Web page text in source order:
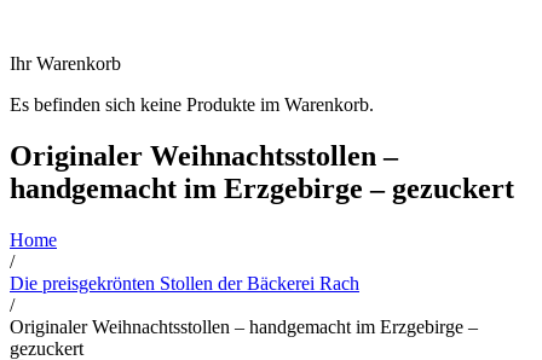
Ihr Warenkorb
Es befinden sich keine Produkte im Warenkorb.
Originaler Weihnachtsstollen –
handgemacht im Erzgebirge – gezuckert
Home
/
Die preisgekrönten Stollen der Bäckerei Rach
/
Originaler Weihnachtsstollen – handgemacht im Erzgebirge –
gezuckert